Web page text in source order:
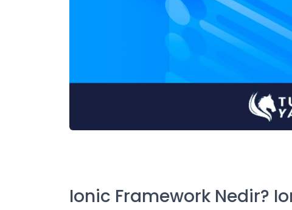
Ionic Framework Nedir?